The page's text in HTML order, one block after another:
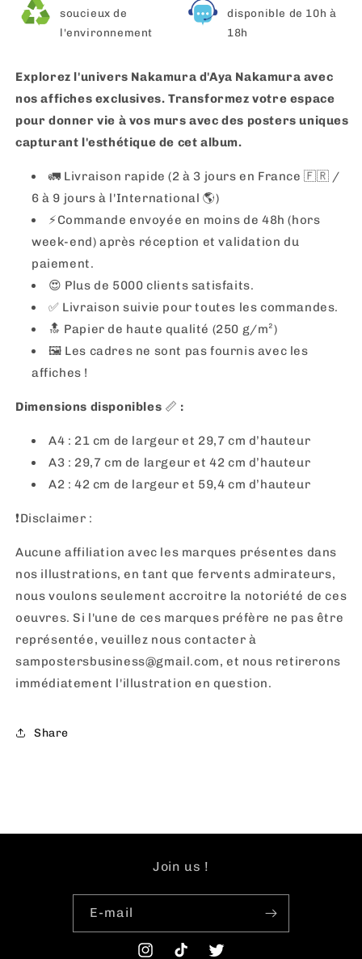
soucieux de
l'environnement
disponible de 10h à
18h
Explorez l'univers Nakamura d'Aya Nakamura avec
nos affiches exclusives. Transformez votre espace
pour donner vie à vos murs avec des posters uniques
capturant l'esthétique de cet album.
🚛 Livraison rapide (2 à 3 jours en France 🇫🇷 /
6 à 9 jours à l'International 🌎)
⚡️Commande envoyée en moins de 48h (hors
week-end) après réception et validation du
paiement.
😍 Plus de 5000 clients satisfaits.
✅ Livraison suivie pour toutes les commandes.
🔝 Papier de haute qualité (250 g/m²)
🖼 Les cadres ne sont pas fournis avec les
affiches !
Dimensions disponibles 📏 :
A4 : 21 cm de largeur et 29,7 cm d’hauteur
A3 : 29,7 cm de largeur et 42 cm d’hauteur
A2 : 42 cm de largeur et 59,4 cm d’hauteur
❗️Disclaimer :
Aucune affiliation avec les marques présentes dans
nos illustrations, en tant que fervents admirateurs,
nous voulons seulement accroitre la notoriété de ces
oeuvres. Si l'une de ces marques préfère ne pas être
représentée, veuillez nous contacter à
sampostersbusiness@gmail.com, et nous retirerons
immédiatement l'illustration en question.
Share
Join us !
E-mail